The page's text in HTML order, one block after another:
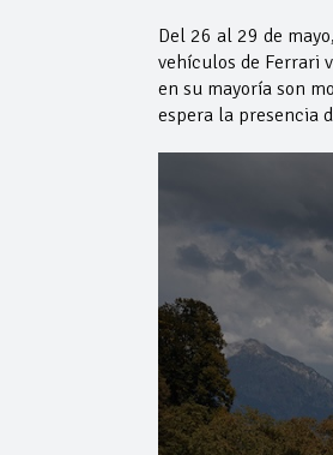
Del 26 al 29 de
vehículos de Ferrari
en su mayoría son
espera la presencia